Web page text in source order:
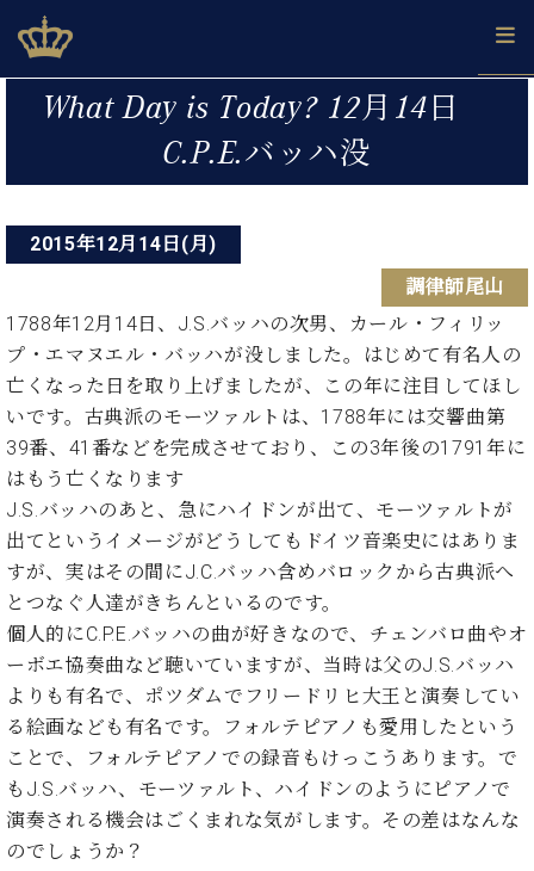
to
content
ベヒシュタインジャパン公式サイト
BECHSTEIN JAPAN Official Site
ベ
シ
ュ
イ
ン
ン
サ
ー
ト /
C.
ベ
シ
ュ
タ
イ
レ
ジ
デ
ン
ス
展
ピ
ア
技
術
ュ
タ
の
グ
ラ
ン
ピ
ア
ノ
を
作
と
音
色
と
タ
ッ
ベ
シ
ュ
タ
イ
ン
の
秘
密
の
名
ヒ
シ
ュ
タ
ン
ブ
ラ
ン
ド
ヒ
ス
リ
ー
音
楽
家
ニ
ガ
会
録
ご
案
内
各
舗
か
ら
の
お
知
せ
(入
荷
情
報
タ
で、
演
奏
た
い！
学
び
た
い！
音
し
た
い！
と
う
方
は、
お
報
用
ベ
ヒ
シ
ュ
タ
イ
ン・
サ
ロ
ン
会
員
ベ
ヒ
シ
ュ
What Day is Today? 12月14日
C.P.E.バッハ没
2015年12月14日(月)
調律師尾山
1788年12月14日、J.S.バッハの次男、カール・フィリッ
プ・エマヌエル・バッハが没しました。はじめて有名人の
亡くなった日を取り上げましたが、この年に注目してほし
いです。古典派のモーツァルトは、1788年には交響曲第
39番、41番などを完成させており、この3年後の1791年に
はもう亡くなります
J.S.バッハのあと、急にハイドンが出て、モーツァルトが
出てというイメージがどうしてもドイツ音楽史にはありま
すが、実はその間にJ.C.バッハ含めバロックから古典派へ
とつなぐ人達がきちんといるのです。
個人的にC.P.E.バッハの曲が好きなので、チェンバロ曲やオ
ーボエ協奏曲など聴いていますが、当時は父のJ.S.バッハ
よりも有名で、ポツダムでフリードリヒ大王と演奏してい
る絵画なども有名です。フォルテピアノも愛用したという
ことで、フォルテピアノでの録音もけっこうあります。で
もJ.S.バッハ、モーツァルト、ハイドンのようにピアノで
演奏される機会はごくまれな気がします。その差はなんな
のでしょうか？
ゲ
シ
ョ
ン